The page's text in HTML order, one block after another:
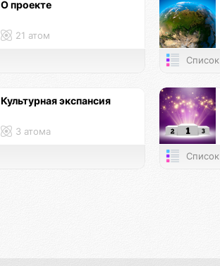
О проекте
21 атом
Список
Культурная экспансия
3 атома
Список